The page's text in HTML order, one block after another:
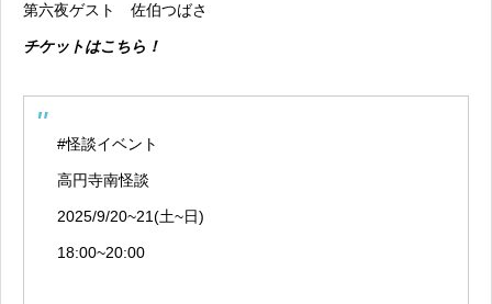
第六夜ゲスト 佐伯つばさ
チケットはこちら！
#怪談イベント
高円寺南怪談
2025/9/20~21(土~日)
18:00~20:00